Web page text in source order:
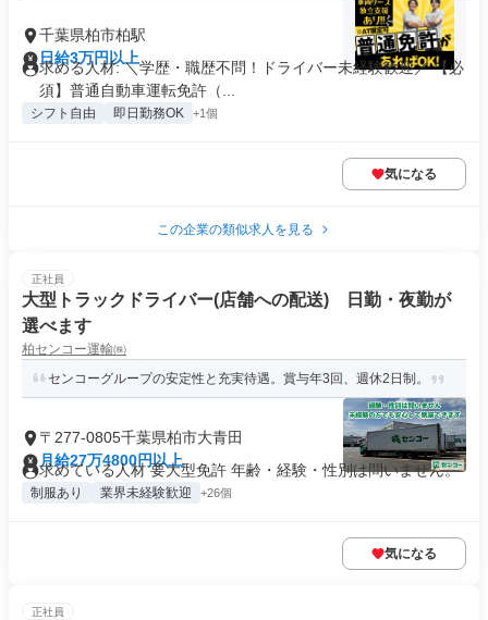
千葉県柏市柏駅
日給3万円以上
求める人材: ＼学歴・職歴不問！ドライバー未経験歓迎／ 【必
須】普通自動車運転免許（...
シフト自由 即日勤務OK +1個
気になる
この企業の類似求人を見る
正社員
大型トラックドライバー(店舗への配送) 日勤・夜勤が
選べます
柏センコー運輸㈱
センコーグループの安定性と充実待遇。賞与年3回、週休2日制。
〒277-0805千葉県柏市大青田
月給27万4800円以上
求めている人材 要大型免許 年齢・経験・性別は問いません。
制服あり 業界未経験歓迎 +26個
気になる
正社員